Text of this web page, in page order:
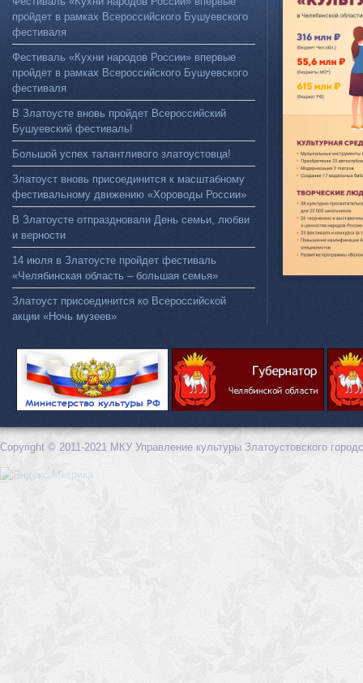
пройдет в рамках Всероссийского Бушуевского
фестиваля
Фестиваль «Кухни народов России» впервые
пройдет в рамках Всероссийского Бушуевского
фестиваля
В Златоусте вновь пройдет Всероссийский
Бушуевский фестиваль!
Большой успех талантливого златоустовца!
Златоуст вновь присоединится к масштабному
фестивальному движению «Хороводы России»
В Златоусте отпраздновали День семьи, любви
и верности
14 июля в Златоусте пройдет фестиваль
«Челябинская область – большая семья»
Златоуст присоединится ко Всероссийской
акции «Ночь музеев»
Copyright © 2011-2021 МКУ Управление культуры Златоустовского